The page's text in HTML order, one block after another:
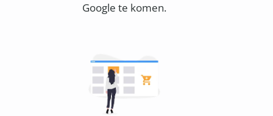
Google te komen.